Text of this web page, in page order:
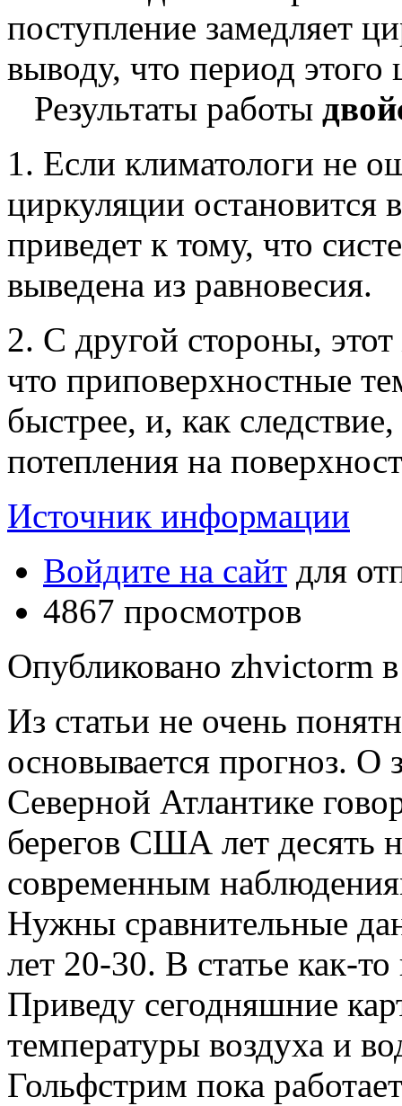
поступление замедляет
выводу, что период этого
Результаты работы
1. Если климатологи не
циркуляции остановится
приведет к тому, что
выведена из равновесия.
2. С другой стороны,
что приповерхностные
быстрее, и, как
потепления на
Источник информации
Войдите на сайт для
4867 просмотров
Опубликовано zhvictorm
Из статьи не очень
основывается прогноз. О
Северной Атлантике
берегов США лет десять
современным
Нужны сравнительные
лет 20-30. В статье как-
Приведу сегодняшние
температуры воздуха и
Гольфстрим пока